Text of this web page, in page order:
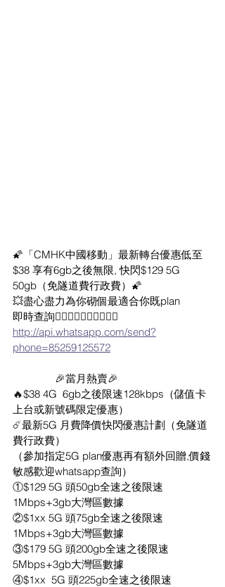
🌠「CMHK中國移動」最新轉台優惠低至
$38 享有6gb之後無限, 快閃$129 5G
50gb（免隧道費行政費）🌠
💥盡心盡力為你砌個最適合你既plan
即時查詢👇🏻👇🏻👇🏻👇🏻👇🏻
http://api.whatsapp.com/send?
phone=85259125572
               🎉當月熱賣🎉
🔥$38 4G  6gb之後限速128kbps（儲值卡
上台或新號碼限定優惠）
☄️最新5G 月費降價快閃優惠計劃（免隧道
費行政費）
（參加指定5G plan優惠再有額外回贈,價錢
敏感歡迎whatsapp查詢）
①$129 5G 頭50gb全速之後限速
1Mbps+3gb大灣區數據
②$1xx 5G 頭75gb全速之後限速
1Mbps+3gb大灣區數據
③$179 5G 頭200gb全速之後限速
5Mbps+3gb大灣區數據
④$1xx  5G 頭225gb全速之後限速